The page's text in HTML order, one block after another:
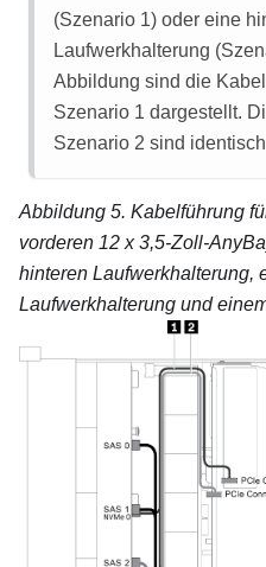
(Szenario 1) oder eine
Laufwerkhalterung
Abbildung sind die
Szenario 1 dargestellt.
Szenario 2 sind
Abbildung 5. Kabelführung
vorderen 12 x 3,5-Zoll-
hinteren Laufwerkhalterung,
Laufwerkhalterung und